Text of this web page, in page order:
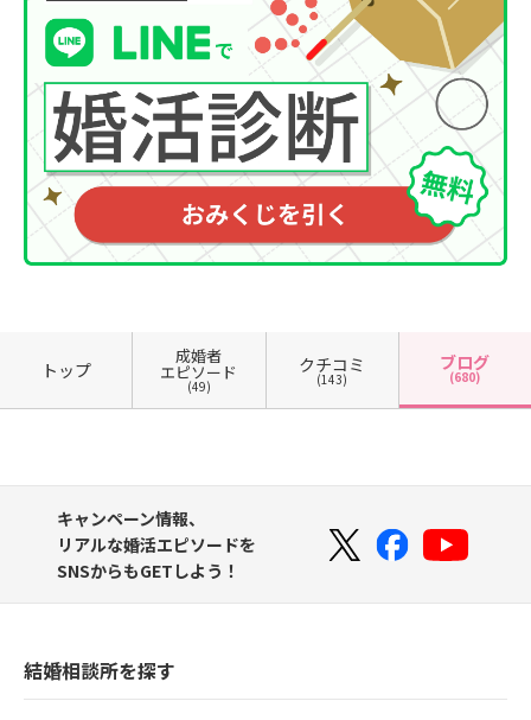
トップ
成婚者
エピソード
(49)
クチコミ
(143)
ブログ
(680)
キャンペーン情報、
リアルな婚活エピソードを
SNSからもGETしよう！
結婚相談所を探す